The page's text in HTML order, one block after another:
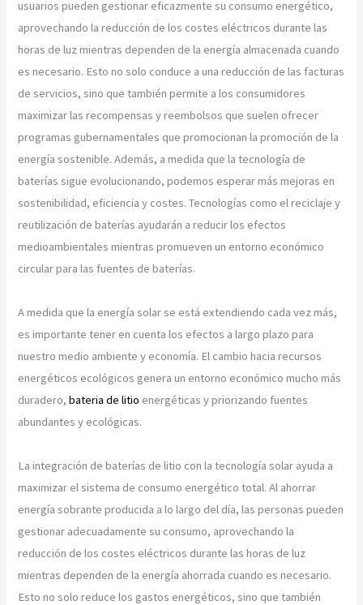
usuarios pueden gestionar eficazmente su consumo energético,
aprovechando la reducción de los costes eléctricos durante las
horas de luz mientras dependen de la energía almacenada cuando
es necesario. Esto no solo conduce a una reducción de las facturas
de servicios, sino que también permite a los consumidores
maximizar las recompensas y reembolsos que suelen ofrecer
programas gubernamentales que promocionan la promoción de la
energía sostenible. Además, a medida que la tecnología de
baterías sigue evolucionando, podemos esperar más mejoras en
sostenibilidad, eficiencia y costes. Tecnologías como el reciclaje y
reutilización de baterías ayudarán a reducir los efectos
medioambientales mientras promueven un entorno económico
circular para las fuentes de baterías.
A medida que la energía solar se está extendiendo cada vez más,
es importante tener en cuenta los efectos a largo plazo para
nuestro medio ambiente y economía. El cambio hacia recursos
energéticos ecológicos genera un entorno económico mucho más
duradero,bateria de litio energéticas y priorizando fuentes
abundantes y ecológicas.
La integración de baterías de litio con la tecnología solar ayuda a
maximizar el sistema de consumo energético total. Al ahorrar
energía sobrante producida a lo largo del día, las personas pueden
gestionar adecuadamente su consumo, aprovechando la
reducción de los costes eléctricos durante las horas de luz
mientras dependen de la energía ahorrada cuando es necesario.
Esto no solo reduce los gastos energéticos, sino que también